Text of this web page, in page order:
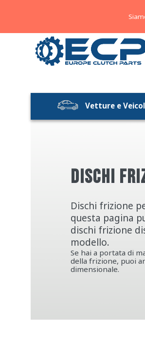
Vetture e
DISCHI
Dischi frizione
questa pagina
dischi frizione
modello.
Se hai a portata di
della frizione, puoi
dimensionale.